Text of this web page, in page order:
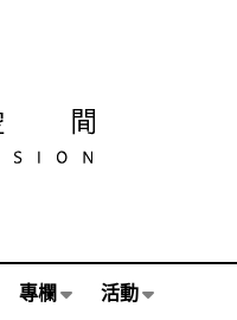
專欄 活動